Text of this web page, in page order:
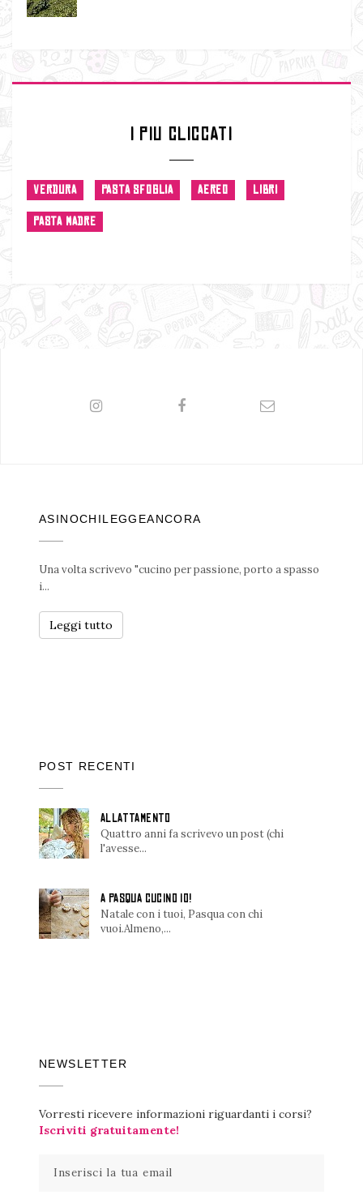
I PIU CLICCATI
VERDURA PASTA SFOGLIA AEREO LIBRI
PASTA MADRE
ASINOCHILEGGEANCORA
Una volta scrivevo "cucino per passione, porto a spasso
i...
Leggi tutto
POST RECENTI
ALLATTAMENTO
Quattro anni fa scrivevo un post (chi
l'avesse...
A PASQUA CUCINO IO!
Natale con i tuoi, Pasqua con chi
vuoi.Almeno,...
NEWSLETTER
Vorresti ricevere informazioni riguardanti i corsi?
Iscriviti gratuitamente!